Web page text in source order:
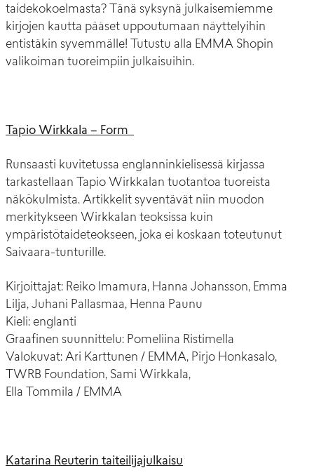
taidekokoelmasta? Tänä syksynä julkaisemiemme
kirjojen kautta pääset uppoutumaan näyttelyihin
entistäkin syvemmälle! Tutustu alla EMMA Shopin
valikoiman tuoreimpiin julkaisuihin.
Tapio Wirkkala – Form
Runsaasti kuvitetussa englanninkielisessä kirjassa
tarkastellaan Tapio Wirkkalan tuotantoa tuoreista
näkökulmista. Artikkelit syventävät niin muodon
merkitykseen Wirkkalan teoksissa kuin
ympäristötaideteokseen, joka ei koskaan toteutunut
Saivaara-tunturille.
Kirjoittajat: Reiko Imamura, Hanna Johansson, Emma
Lilja, Juhani Pallasmaa, Henna Paunu
Kieli: englanti
Graafinen suunnittelu: Pomeliina Ristimella
Valokuvat: Ari Karttunen / EMMA, Pirjo Honkasalo,
TWRB Foundation, Sami Wirkkala,
Ella Tommila / EMMA
Katarina Reuterin taiteilijajulkaisu